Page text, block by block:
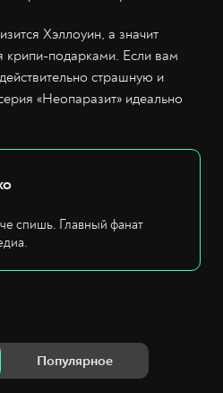
Хэллоуин, а значит
крипи-подарками. Если вам
страшную и
«Неопаразит» идеально
спишь. Главный фанат
Популярное